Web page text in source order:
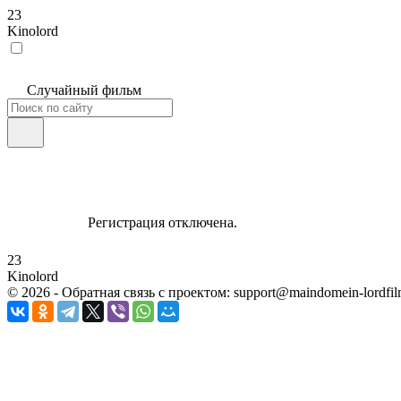
23
Kinolord
Случайный фильм
Регистрация отключена.
23
Kinolord
© 2026 - Обратная связь с проектом: support@maindomein-